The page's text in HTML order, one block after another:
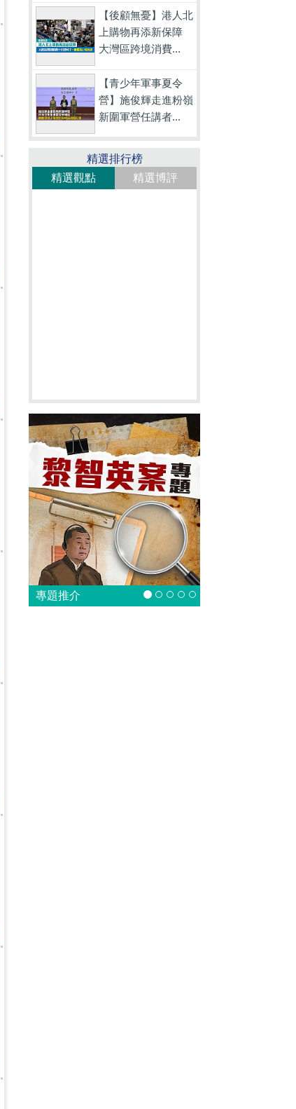
【後顧無憂】港人北
上購物再添新保障
大灣區跨境消費...
【青少年軍事夏令
營】施俊輝走進粉嶺
新圍軍營任講者...
精選排行榜
精選觀點
精選博評
專題推介